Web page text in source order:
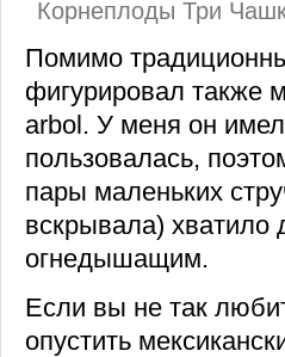
Корнеплоды Три
Помимо
фигурировал также
arbol. У меня он
пользовалась,
пары маленьких
вскрывала) хватило
огнедышащим.
Если вы не так
опустить